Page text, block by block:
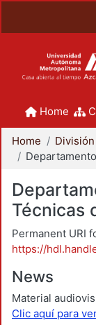
Home
Home
Técnicas
Permanent URI
https://
News
Material
Clic aquí para